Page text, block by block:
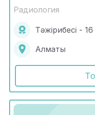
Радиология
Тәжірибесі -
Алматы